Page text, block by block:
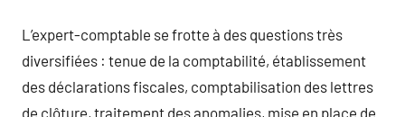
L’expert-comptable se frotte à des questions très
diversifiées : tenue de la comptabilité, établissement
des déclarations fiscales, comptabilisation des lettres
de clôture, traitement des anomalies, mise en place de